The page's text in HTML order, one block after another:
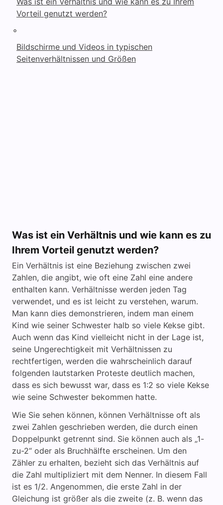
Vorteil genutzt werden?
◦
Bildschirme und Videos in typischen
Seitenverhältnissen und Größen
Was ist ein Verhältnis und wie kann es zu
Ihrem Vorteil genutzt werden?
Ein Verhältnis ist eine Beziehung zwischen zwei
Zahlen, die angibt, wie oft eine Zahl eine andere
enthalten kann. Verhältnisse werden jeden Tag
verwendet, und es ist leicht zu verstehen, warum.
Man kann dies demonstrieren, indem man einem
Kind wie seiner Schwester halb so viele Kekse gibt.
Auch wenn das Kind vielleicht nicht in der Lage ist,
seine Ungerechtigkeit mit Verhältnissen zu
rechtfertigen, werden die wahrscheinlich darauf
folgenden lautstarken Proteste deutlich machen,
dass es sich bewusst war, dass es 1:2 so viele Kekse
wie seine Schwester bekommen hatte.
Wie Sie sehen können, können Verhältnisse oft als
zwei Zahlen geschrieben werden, die durch einen
Doppelpunkt getrennt sind. Sie können auch als „1-
zu-2“ oder als Bruchhälfte erscheinen. Um den
Zähler zu erhalten, bezieht sich das Verhältnis auf
die Zahl multipliziert mit dem Nenner. In diesem Fall
ist es 1/2. Angenommen, die erste Zahl in der
Gleichung ist größer als die zweite (z. B. wenn das